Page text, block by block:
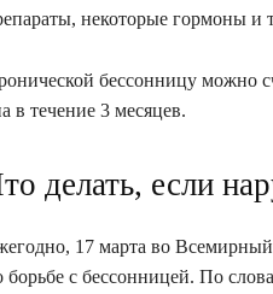
некоторые гормоны и
бессонницу можно
в течение 3 месяцев.
делать, если
17 марта во Всемирный
борьбе с бессонницей. По